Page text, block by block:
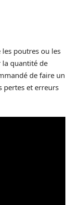
les poutres ou les
quantité de
de faire un
pertes et erreurs